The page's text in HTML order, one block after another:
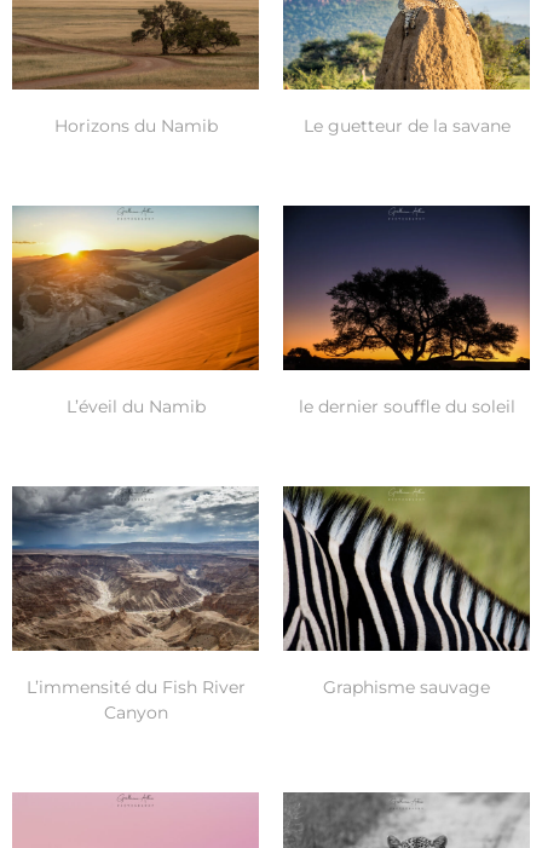
Horizons du Namib Le guetteur de la savane
L’éveil du Namib le dernier souffle du soleil
L’immensité du Fish River
Canyon
Graphisme sauvage